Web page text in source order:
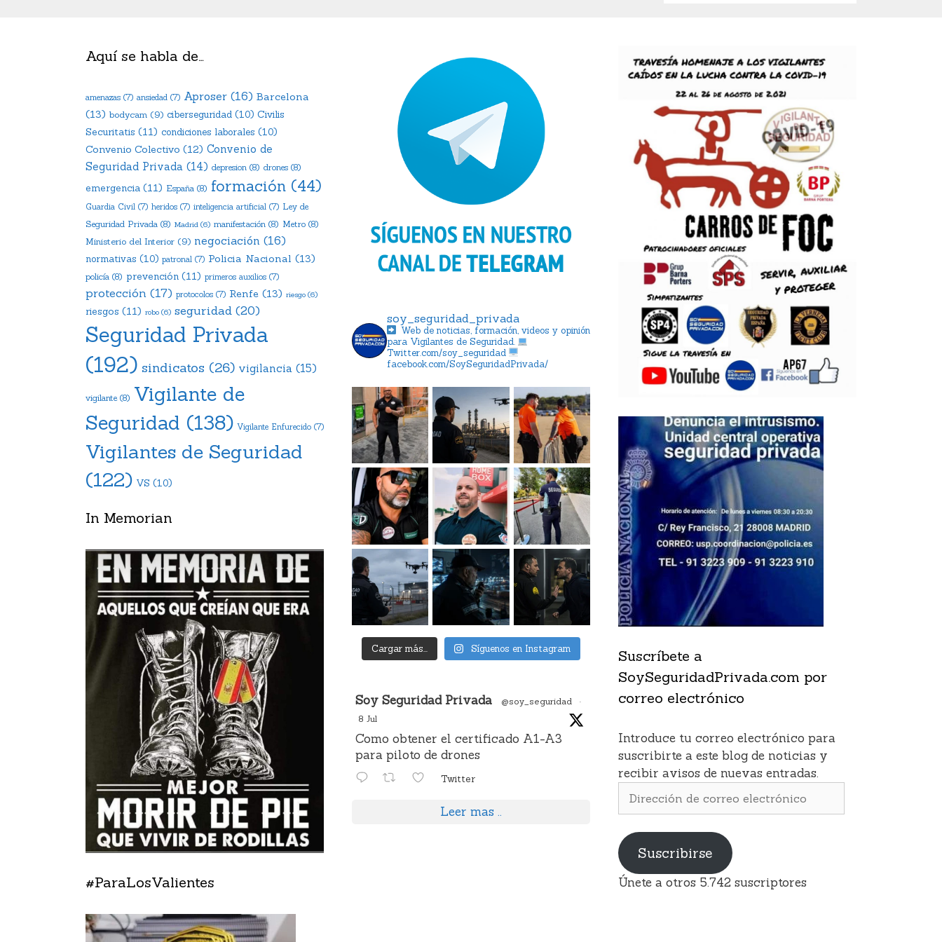
Aquí se habla de…
amenazas (7) ansiedad (7) Aproser (16) Barcelona
(13) bodycam (9) ciberseguridad (10) Civilis
Securitatis (11) condiciones laborales (10)
Convenio Colectivo (12) Convenio de
Seguridad Privada (14) depresion (8) drones (8)
emergencia (11) España (8) formación (44)
Guardia Civil (7) heridos (7) inteligencia artificial (7) Ley de
Seguridad Privada (8) Madrid (6) manifestación (8) Metro (8)
Ministerio del Interior (9) negociación (16)
normativas (10) patronal (7) Policia Nacional (13)
policía (8) prevención (11) primeros auxilios (7)
protección (17) protocolos (7) Renfe (13) riesgo (6)
riesgos (11) robo (6) seguridad (20)
Seguridad Privada
(192) sindicatos (26) vigilancia (15)
vigilante(8) Vigilante de
Seguridad (138) Vigilante Enfurecido (7)
Vigilantes de Seguridad
(122) VS (10)
In Memorian
#ParaLosValientes
soy_seguridad_privada
Web de noticias, formación, videos y opinión
para Vigilantes de Seguridad.
Twitter.com/soy_seguridad
facebook.com/SoySeguridadPrivada/
Cargar más... Síguenos en Instagram
AvatarSoy Seguridad Privada @soy_seguridad
·
8 Jul
Como obtener el certificado A1-A3
para piloto de drones
Twitter
Leer mas ..
Suscríbete a
SoySeguridadPrivada.com por
correo electrónico
Introduce tu correo electrónico para
suscribirte a este blog de noticias y
recibir avisos de nuevas entradas.
de
electrónico
Suscribirse
Únete a otros 5.742 suscriptores